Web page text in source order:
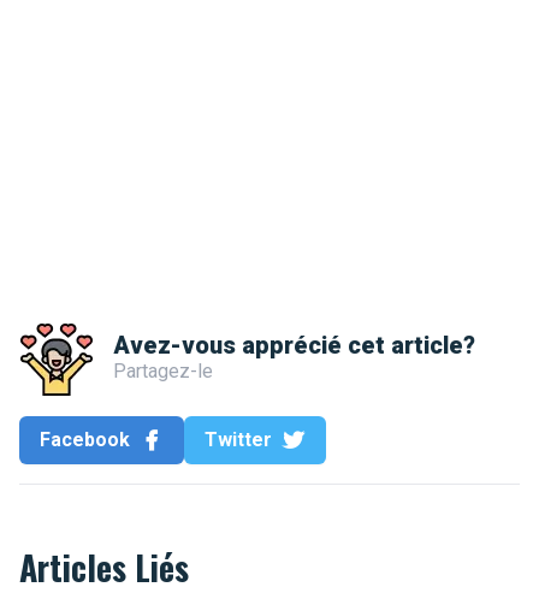
Avez-vous apprécié cet article?
Partagez-le
Facebook Twitter
Articles Liés